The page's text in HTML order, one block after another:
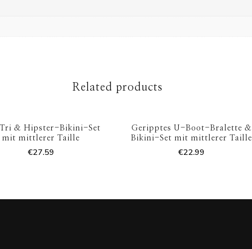
Related products
& Hipster-Bikini-Set
mit mittlerer Taille
€27.59
Geripptes U-Boot-Bralette &
Bikini-Set mit mittlerer Taille
€22.99